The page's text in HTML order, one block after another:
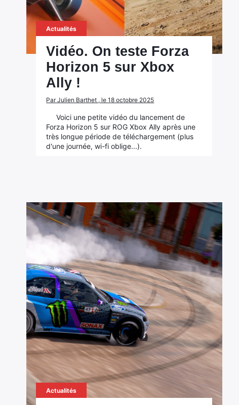
Actualités
Vidéo. On teste Forza
Horizon 5 sur Xbox
Ally !
Par Julien Barthet , le 18 octobre 2025
Voici une petite vidéo du lancement de
Forza Horizon 5 sur ROG Xbox Ally après une
très longue période de téléchargement (plus
d'une journée, wi-fi oblige...).
Actualités